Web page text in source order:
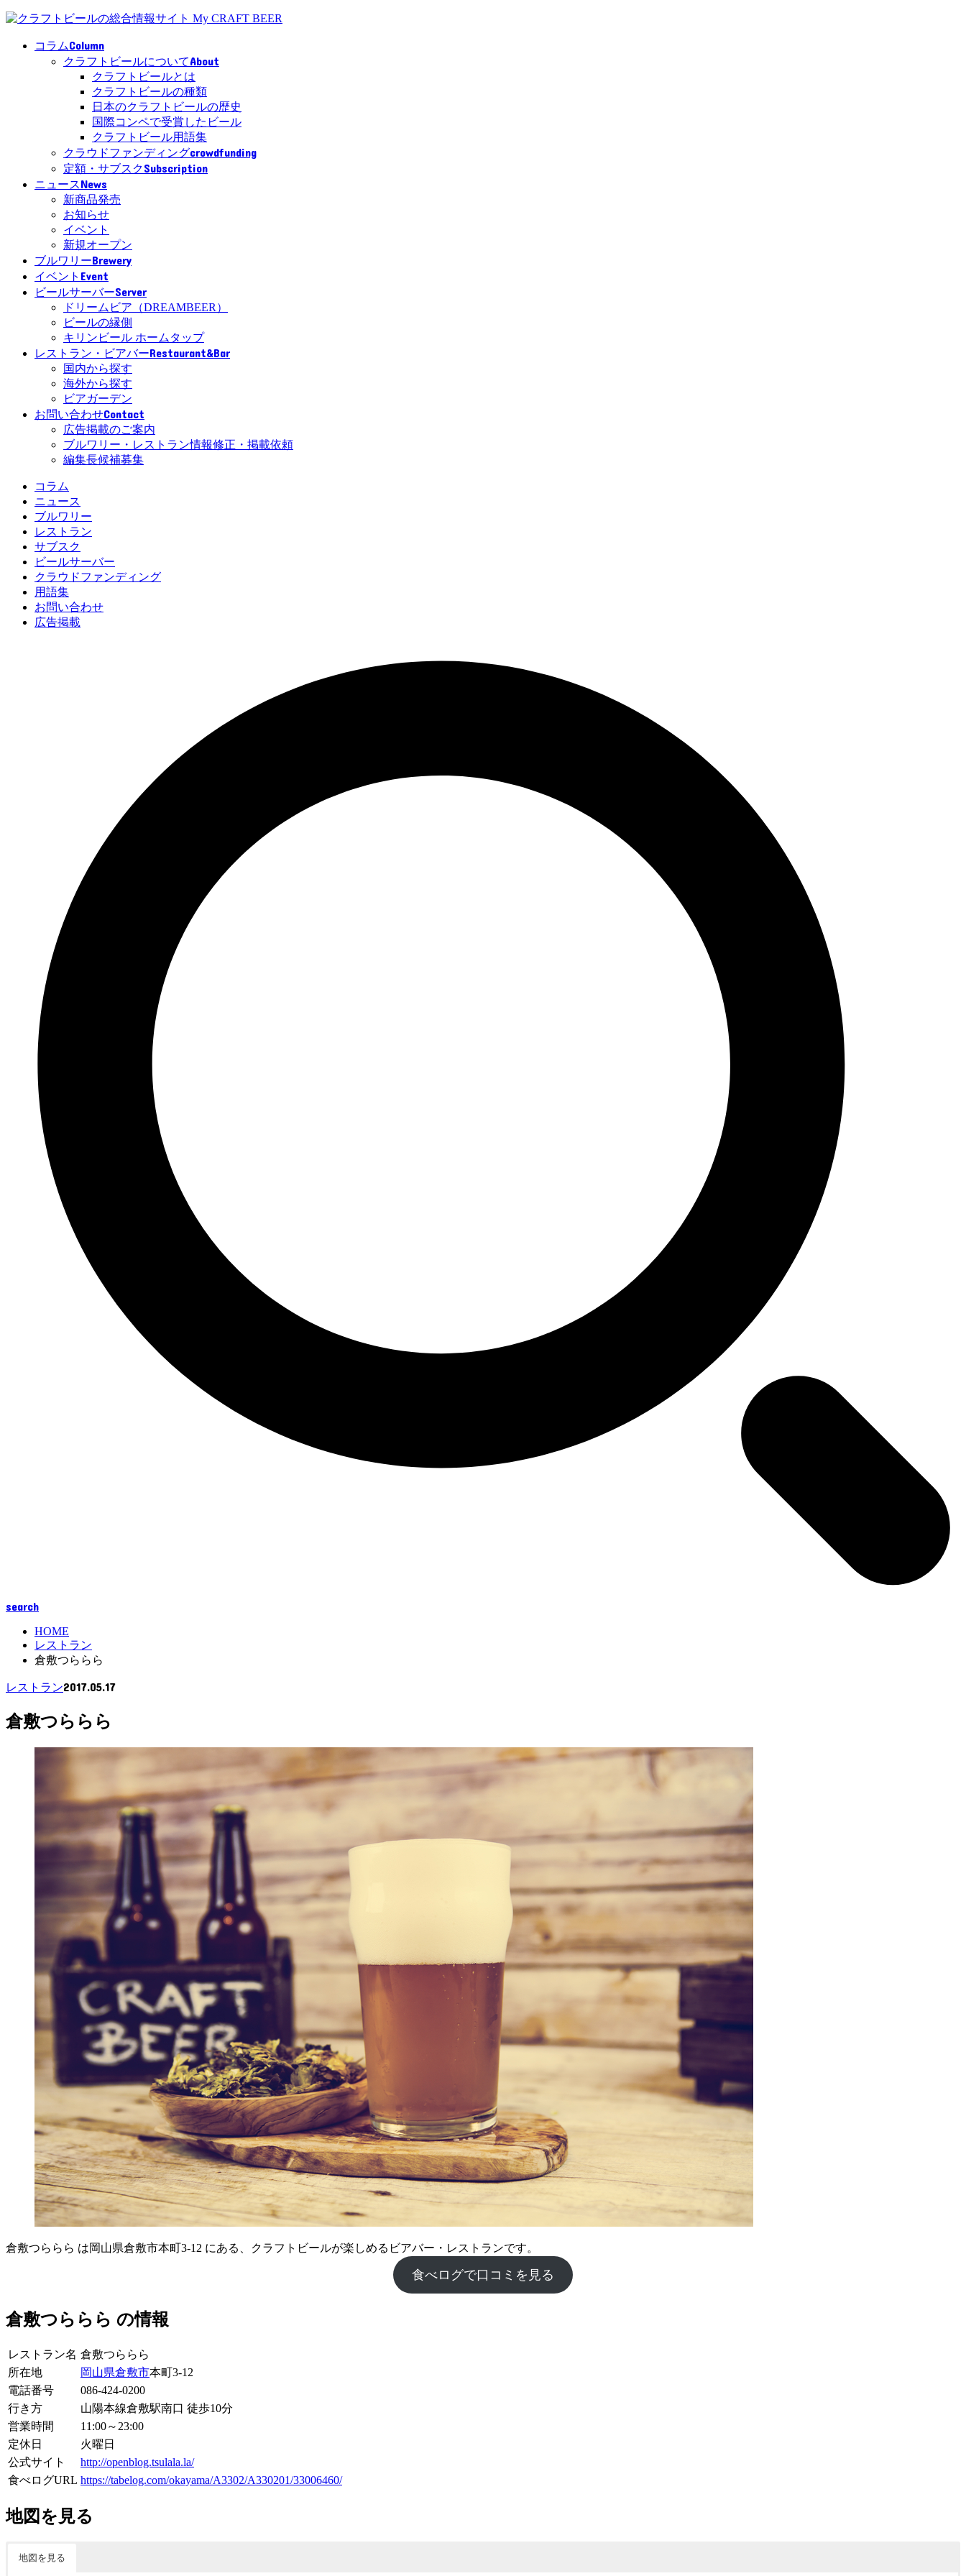
コラムColumn
クラフトビールについてAbout
クラフトビールとは
クラフトビールの種類
日本のクラフトビールの歴史
国際コンペで受賞したビール
クラフトビール用語集
クラウドファンディングcrowdfunding
定額・サブスクSubscription
ニュースNews
新商品発売
お知らせ
イベント
新規オープン
ブルワリーBrewery
イベント Event
ビールサーバーServer
ドリームビア（DREAMBEER）
ビールの縁側
キリンビール ホームタップ
レストラン・ビアバーRestaurant&Bar
国内から探す
海外から探す
ビアガーデン
お問い合わせContact
広告掲載のご案内
ブルワリー・レストラン情報修正・掲載依頼
編集長候補募集
コラム
ニュース
ブルワリー
レストラン
サブスク
ビールサーバー
クラウドファンディング
用語集
お問い合わせ
広告掲載
search
HOME
レストラン
倉敷つららら
レストラン2017.05.17
倉敷つららら
倉敷つららら は岡山県倉敷市本町3-12 にある、クラフトビールが楽しめるビアバー・レストランです。
食べログで口コミを見る
倉敷つららら の情報
レストラン名 倉敷つららら
所在地
岡山県倉敷市本町3-12
電話番号
086-424-0200
行き方
山陽本線倉敷駅南口 徒歩10分
営業時間
11:00～23:00
定休日
火曜日
公式サイト
http://openblog.tsulala.la/
食べログURL https://tabelog.com/okayama/A3302/A330201/33006460/
地図を見る
地図を見る